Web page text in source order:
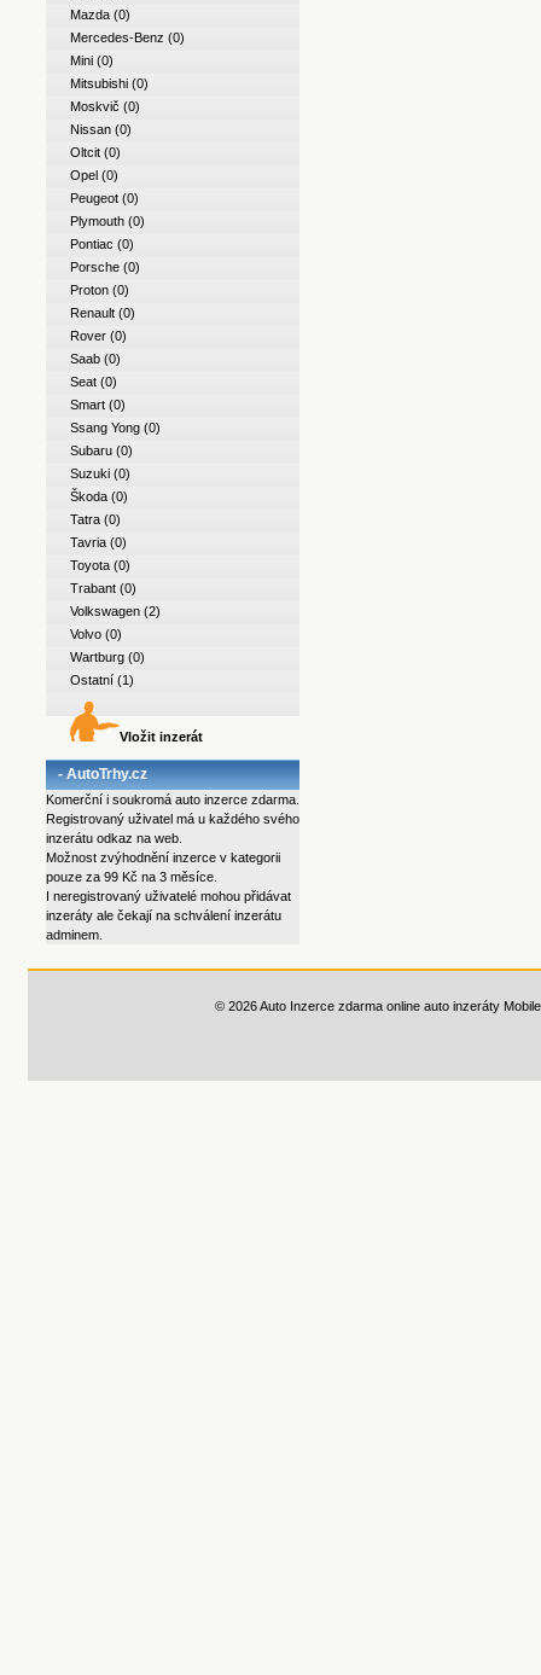
Mazda(0)
Mercedes-Benz (0)
Mini(0)
Mitsubishi(0)
Moskvič (0)
Nissan(0)
Oltcit(0)
Opel(0)
Peugeot(0)
Plymouth(0)
Pontiac (0)
Porsche(0)
Proton(0)
Renault(0)
Rover(0)
Saab(0)
Seat(0)
Smart(0)
Ssang Yong(0)
Subaru(0)
Suzuki(0)
Škoda(0)
Tatra(0)
Tavria(0)
Toyota(0)
Trabant(0)
Volkswagen(2)
Volvo(0)
Wartburg(0)
Ostatní(1)
Vložit inzerát
- AutoTrhy.cz
Komerční i soukromá auto inzerce zdarma.
Registrovaný uživatel má u každého svého
inzerátu odkaz na web.
Možnost zvýhodnění inzerce v kategorii
pouze za 99 Kč na 3 měsíce.
I neregistrovaný uživatelé mohou přidávat
inzeráty ale čekají na schválení inzerátu
adminem.
© 2026 Auto Inzerce zdarma online auto inzeráty